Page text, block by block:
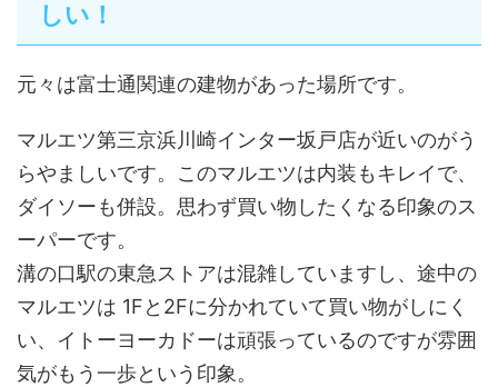
しい！
元々は富士通関連の建物があった場所です。
マルエツ第三京浜川崎インター坂戸店が近いのがう
らやましいです。このマルエツは内装もキレイで、
ダイソーも併設。思わず買い物したくなる印象のス
ーパーです。
溝の口駅の東急ストアは混雑していますし、途中の
マルエツは 1Fと2Fに分かれていて買い物がしにく
い、イトーヨーカドーは頑張っているのですが雰囲
気がもう一歩という印象。